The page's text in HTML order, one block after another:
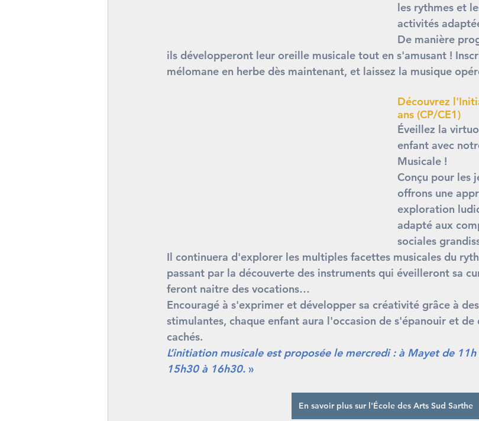
les rythmes et
activités
De manière
ils développeront leur oreille musicale tout en s'amusant !
mélomane en herbe dès maintenant, et laissez la musique
Découvrez
ans (CP/CE1)
Éveillez la
enfant avec
Musicale !
Conçu pour les
offrons une
exploration
adapté aux
sociales
Il continuera d'explorer les multiples facettes musicales du
passant par la découverte des instruments qui éveilleront sa
feront naitre des vocations…
Encouragé à s'exprimer et développer sa créativité grâce à
stimulantes, chaque enfant aura l'occasion de s'épanouir et de
cachés.
L’initiation musicale est proposée le mercredi : à Mayet de
15h30 à 16h30. »
En savoir plus sur l'École des Arts Sud Sarthe